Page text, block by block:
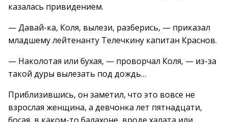
казалась привидением.
— Давай-ка, Коля, вылези, разберись, — приказал
младшему лейтенанту Телечкину капитан Краснов.
— Наколотая или бухая, — проворчал Коля, — из-за
такой дуры вылезать под дождь…
Приблизившись, он заметил, что это вовсе не
взрослая женщина, а девчонка лет пятнадцати,